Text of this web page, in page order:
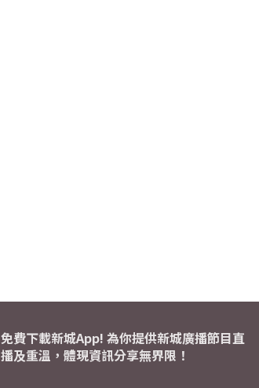
免費下載新城App! 為你提供新城廣播節目直
播及重溫，體現資訊分享無界限！